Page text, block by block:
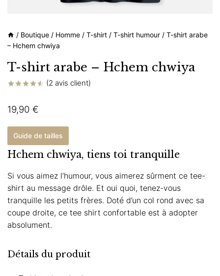
/ Boutique / Homme / T-shirt / T-shirt humour / T-shirt arabe
– Hchem chwiya
T-shirt arabe – Hchem chwiya
basé sur
notations
(2 avis client)
19,90 €
Guide de tailles
Hchem chwiya, tiens toi tranquille
Si vous aimez l’humour, vous aimerez sûrment ce tee-
shirt au message drôle. Et oui quoi, tenez-vous
tranquille les petits frères. Doté d’un col rond avec sa
coupe droite, ce tee shirt confortable est à adopter
absolument.
Détails du produit